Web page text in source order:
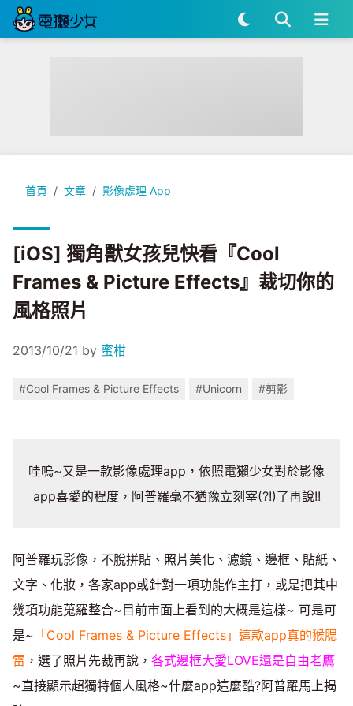
首頁 文章 影像處理 App
[iOS] 獨角獸女孩兒快看『Cool Frames & Picture Effects』
[iOS] 獨角獸女孩兒快看『Cool
Frames & Picture Effects』裁切你的
風格照片
2013/10/21 by 蜜柑
#Cool Frames & Picture Effects #Unicorn #剪影
哇嗚~又是一款影像處理app，依照電獺少女對於影像
app喜愛的程度，阿普羅毫不猶豫立刻宰(?!)了再說!!
阿普羅玩影像，不脫拼貼、照片美化、濾鏡、邊框、貼紙、
文字、化妝，各家app或針對一項功能作主打，或是把其中
幾項功能蒐羅整合~目前市面上看到的大概是這樣~ 可是可
是~ 「Cool Frames & Picture Effects」這款app真的猴腮
雷 ，選了照片先裁再說， 各式邊框大愛LOVE還是自由老鷹
~直接顯示超獨特個人風格~什麼app這麼酷?阿普羅馬上揭